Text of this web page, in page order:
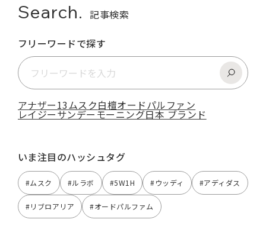
Search. 記事検索
フリーワードで探す
アナザー13ムスク白檀オードパルファン
レイジーサンデーモーニング日本 ブランド
いま注目のハッシュタグ
#ムスク #ルラボ #5W1H #ウッディ #アディダス
#リブロアリア #オードパルファム